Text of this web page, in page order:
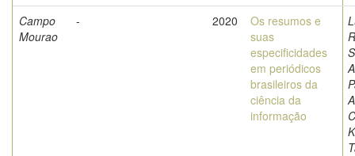
Campo
Mourao
- 2020
Os resumos e
suas
especificidades
em periódicos
brasileiros da
ciência da
informação